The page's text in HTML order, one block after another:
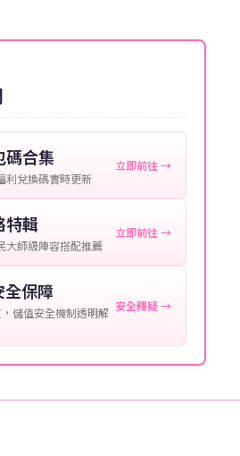
角色名稱。
。
們更快地處理您的代儲需求，確
單進度。
碼合集
利兌換碼實時更新
立即前往 →
特輯
大師級陣容搭配推薦
立即前往 →
保障
儲值安全機制透明解 安全釋疑 →